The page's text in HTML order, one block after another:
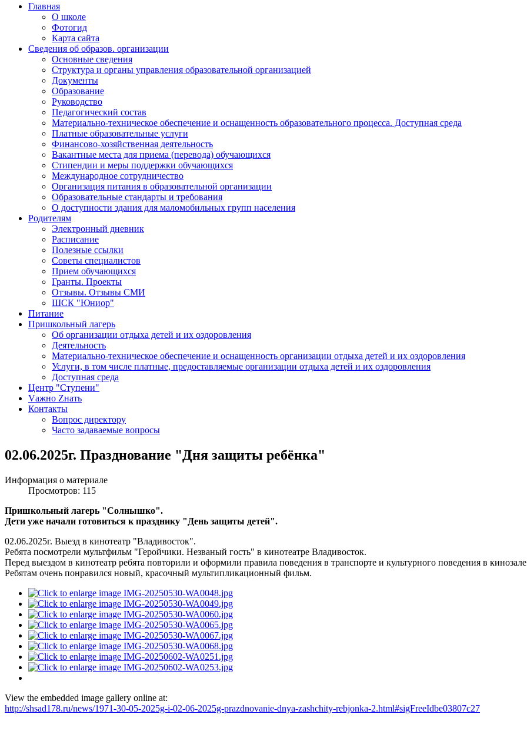
Главная
О школе
Фотогид
Карта сайта
Сведения об образов. организации
Основные сведения
Структура и органы управления образовательной организацией
Документы
Образование
Руководство
Педагогический состав
Материально-техническое обеспечение и оснащенность образовательного процесса. Доступная среда
Платные образовательные услуги
Финансово-хозяйственная деятельность
Вакантные места для приема (перевода) обучающихся
Стипендии и меры поддержки обучающихся
Международное сотрудничество
Организация питания в образовательной организации
Образовательные стандарты и требования
О доступности здания для маломобильных групп населения
Родителям
Электронный дневник
Расписание
Полезные ссылки
Советы специалистов
Прием обучающихся
Гранты. Проекты
Отзывы. Отзывы СМИ
ШСК "Юниор"
Питание
Пришкольный лагерь
Об организации отдыха детей и их оздоровления
Деятельность
Материально-техническое обеспечение и оснащенность организации отдыха детей и их оздоровления
Услуги, в том числе платные, предоставляемые организации отдыха детей и их оздоровления
Доступная среда
Центр "Ступени"
Vажно Zнать
Контакты
Вопрос директору
Часто задаваемые вопросы
02.06.2025г. Празднование "Дня защиты ребёнка"
Информация о материале
Просмотров: 115
Пришкольный лагерь "Солнышко".
Дети уже начали готовиться к празднику "День защиты детей".
02.06.2025г. Выезд в кинотеатр "Владивосток".
Ребята посмотрели мультфильм "Геройчики. Незваный гость" в кинотеатре Владивосток.
Перед выездом в кинотеатр ребята повторили и оформили правила поведения в транспорте и культурного поведения в
Ребятам очень понравился новый, красочный мультипликационный фильм.
View the embedded image gallery online at:
http://shsad178.ru/news/1971-30-05-2025g-i-02-06-2025g-prazdnovanie-dnya-zashchity-rebjonka-2.html#sigFreeIdbe03807c27